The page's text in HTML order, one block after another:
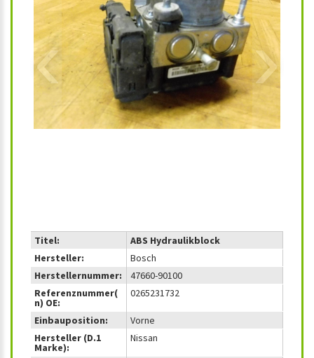
‹ ›
Titel:
ABS Hydraulikblock
Hersteller:
Bosch
Herstellernummer:
47660-90100
Referenznummer(
n) OE:
0265231732
Einbauposition:
Vorne
Hersteller (D.1
Marke):
Nissan